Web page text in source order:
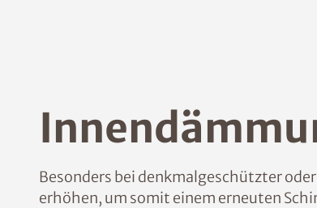
Besonders bei denkmalgeschützter
erhöhen, um somit einem erneuten